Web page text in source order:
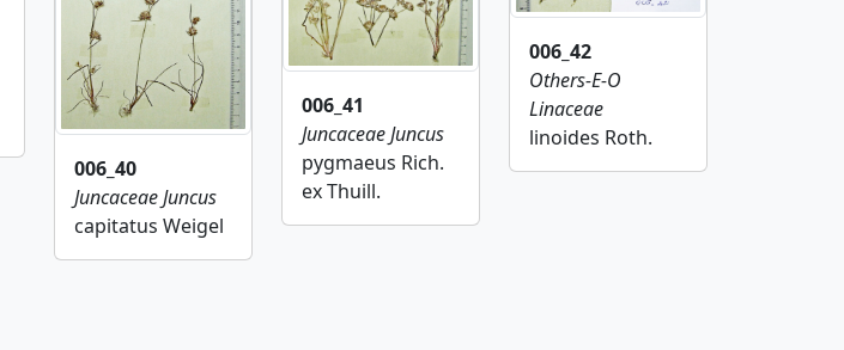
006_40
JuncaceaeJuncus
capitatus Weigel
006_41
JuncaceaeJuncus
pygmaeus Rich.
ex Thuill.
006_42
Others-E-O
Linaceae
linoides Roth.